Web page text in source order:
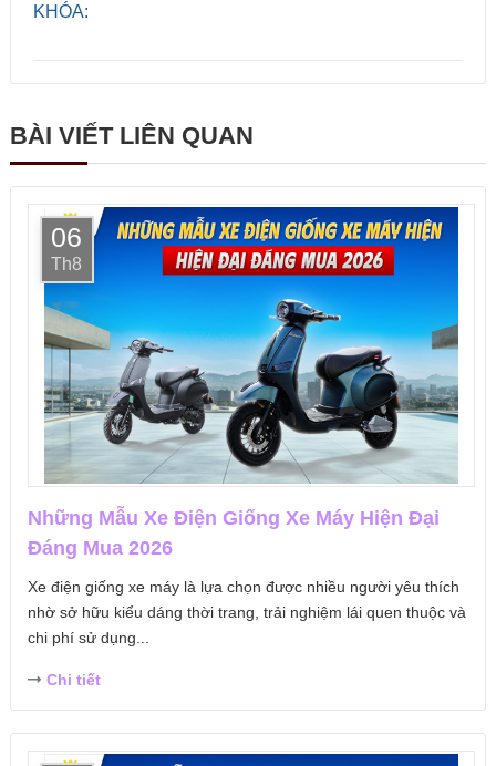
KHÓA:
BÀI VIẾT LIÊN QUAN
06
Th8
Những Mẫu Xe Điện Giống Xe Máy Hiện Đại
Đáng Mua 2026
Xe điện giống xe máy là lựa chọn được nhiều người yêu thích
nhờ sở hữu kiểu dáng thời trang, trải nghiệm lái quen thuộc và
chi phí sử dụng...
Chi tiết